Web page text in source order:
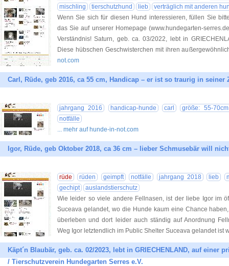
mischling
tierschutzhund lieb
verträglich mit anderen
Wenn Sie sich für diesen Hund interessieren, füllen Sie
das Sie auf unserer Homepage (www.hundegarten-
Verständnis! Saturn, geb. ca. 03/2022, lebt in
Diese hübschen Geschwisterchen mit ihren
not.com
Carl, Rüde, geb 2016, ca 55 cm, Handicap – er ist so traurig in seiner
jahrgang 2016 handicap-hunde carl
größe: 55-
notfälle
... mehr auf hunde-in-not.com
Igor, Rüde, geb Oktober 2018, ca 36 cm – lieber Schmusebär will
rüde rüden geimpft notfälle jahrgang 2018 lieb
gechipt
auslandstierschutz
Wie leider so viele andere Fellnasen, ist der liebe Igor im
Suceava gelandet, wo die Hunde kaum eine Chance
überleben und dort leider auch ständig auf Anordnung
Weg Igor letztendlich im Public Shelter Suceava gelandet ist
Käpt´n Blaubär, geb. ca. 02/2023, lebt in GRIECHENLAND, auf einer
/ Tierschutzverein Hundegarten Serres e.V.